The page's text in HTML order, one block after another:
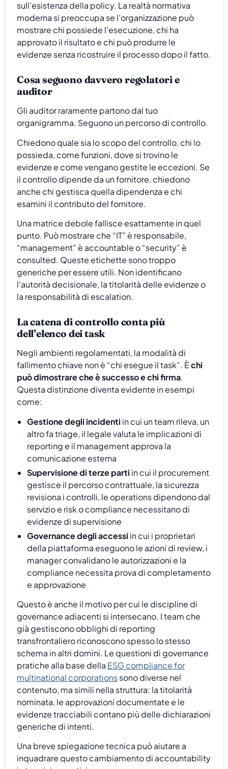
sull’esistenza della policy. La realtà normativa
moderna si preoccupa se l’organizzazione può
mostrare chi possiede l’esecuzione, chi ha
approvato il risultato e chi può produrre le
evidenze senza ricostruire il processo dopo il fatto.
Cosa seguono davvero regolatori e
auditor
Gli auditor raramente partono dal tuo
organigramma. Seguono un percorso di controllo.
Chiedono quale sia lo scopo del controllo, chi lo
possieda, come funzioni, dove si trovino le
evidenze e come vengano gestite le eccezioni. Se
il controllo dipende da un fornitore, chiedono
anche chi gestisca quella dipendenza e chi
esamini il contributo del fornitore.
Una matrice debole fallisce esattamente in quel
punto. Può mostrare che “IT” è responsabile,
“management” è accountable o “security” è
consulted. Queste etichette sono troppo
generiche per essere utili. Non identificano
l’autorità decisionale, la titolarità delle evidenze o
la responsabilità di escalation.
La catena di controllo conta più
dell’elenco dei task
Negli ambienti regolamentati, la modalità di
fallimento chiave non è “chi esegue il task”. Èchi
può dimostrare che è successo e chi firma.
Questa distinzione diventa evidente in esempi
come:
Gestione degli incidenti in cui un team rileva, un
altro fa triage, il legale valuta le implicazioni di
reporting e il management approva la
comunicazione esterna
Supervisione di terze parti in cui il procurement
gestisce il percorso contrattuale, la sicurezza
revisiona i controlli, le operations dipendono dal
servizio e risk o compliance necessitano di
evidenze di supervisione
Governance degli accessi in cui i proprietari
della piattaforma eseguono le azioni di review, i
manager convalidano le autorizzazioni e la
compliance necessita prova di completamento
e approvazione
Questo è anche il motivo per cui le discipline di
governance adiacenti si intersecano. I team che
già gestiscono obblighi di reporting
transfrontaliero riconoscono spesso lo stesso
schema in altri domini. Le questioni di governance
pratiche alla base della ESG compliance for
multinational corporationssono diverse nel
contenuto, ma simili nella struttura: la titolarità
nominata, le approvazioni documentate e le
evidenze tracciabili contano più delle dichiarazioni
generiche di intenti.
Una breve spiegazione tecnica può aiutare a
inquadrare questo cambiamento di accountability